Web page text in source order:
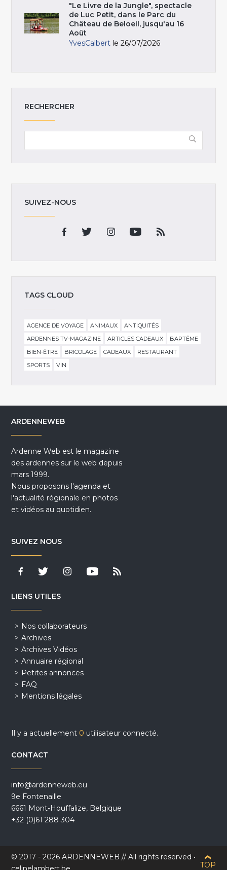
"Le Livre de la Jungle", spectacle
de Luc Petit, dans le Parc du
Château de Beloeil, jusqu'au 16
Août
YvesCalbert le 26/07/2026
RECHERCHER
SUIVEZ-NOUS
TAGS CLOUD
AGENCE DE VOYAGE ANIMAUX
ANTIQUITÉS
ARDENNES TV-MAGAZINE
ARTICLES CADEAUX
BAPTÊME
BIEN-ÊTRE
BRICOLAGE CADEAUX
RESTAURANT
SPORTS
VIN
ARDENNEWEB
Ardenne Web est le magazine
des ardennes sur le web depuis
mars 1999.
Nous proposons l'agenda et
l'actualité régionale en photos
et vidéos au quotidien.
SUIVEZ NOUS
LIENS UTILES
Nos collaborateurs
Archives
Archives Vidéos
Annuaire régional
Petites annonces
FAQ
Mentions légales
Il y a actuellement 0 utilisateur connecté.
CONTACT
info@ardenneweb.eu
9e Fontenaille
6661 Mont-Houffalize, Belgique
+32 (0)61 288 304
© 2017 - 2026 ARDENNEWEB // All rights reserved •
TOP